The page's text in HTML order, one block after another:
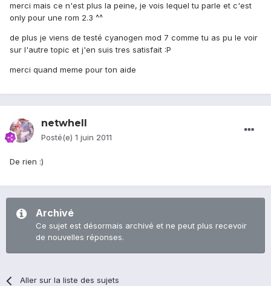
merci mais ce n'est plus la peine, je vois lequel tu parle et c'est
only pour une rom 2.3 ^^
de plus je viens de testé cyanogen mod 7 comme tu as pu le voir
sur l'autre topic et j'en suis tres satisfait :P
merci quand meme pour ton aide
netwhell
Posté(e) 1 juin 2011
De rien :)
Archivé
Ce sujet est désormais archivé et ne peut plus recevoir
de nouvelles réponses.
Aller sur la liste des sujets